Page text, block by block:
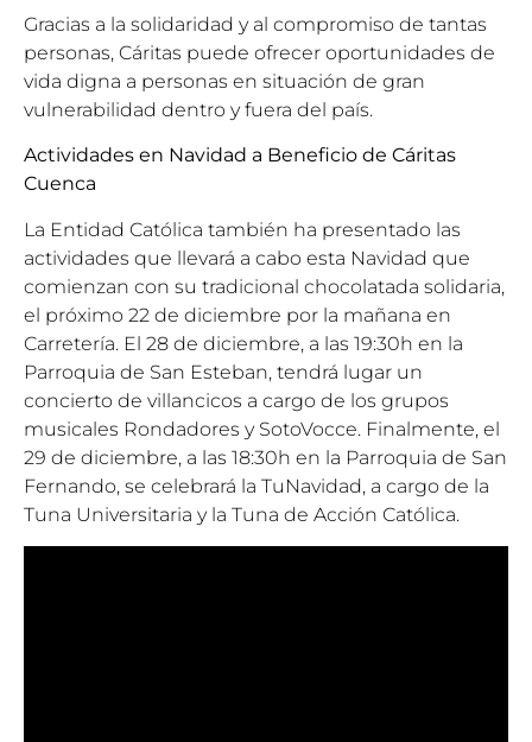
Gracias a la solidaridad y al compromiso de tantas
personas, Cáritas puede ofrecer oportunidades de
vida digna a personas en situación de gran
vulnerabilidad dentro y fuera del país.
Actividades en Navidad a Beneficio de Cáritas
Cuenca
La Entidad Católica también ha presentado las
actividades que llevará a cabo esta Navidad que
comienzan con su tradicional chocolatada solidaria,
el próximo 22 de diciembre por la mañana en
Carretería. El 28 de diciembre, a las 19:30h en la
Parroquia de San Esteban, tendrá lugar un
concierto de villancicos a cargo de los grupos
musicales Rondadores y SotoVocce. Finalmente, el
29 de diciembre, a las 18:30h en la Parroquia de San
Fernando, se celebrará la TuNavidad, a cargo de la
Tuna Universitaria y la Tuna de Acción Católica.